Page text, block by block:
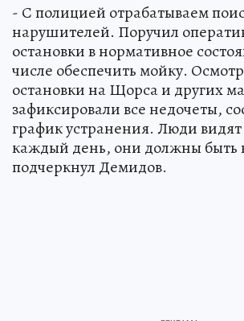
- С полицией отрабатываем
нарушителей. Поручил
остановки в нормативное
числе обеспечить мойку.
остановки на Щорса и других
зафиксировали все недочеты,
график устранения. Люди видят
каждый день, они должны быть
подчеркнул Демидов.